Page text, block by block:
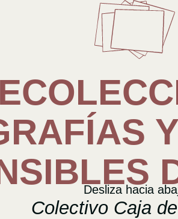
Colectivo Caja
Desliza hacia